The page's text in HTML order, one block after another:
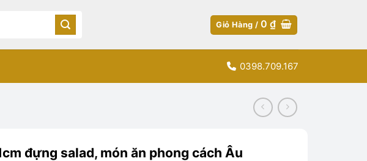
Giỏ Hàng / 0₫
0398.709.167
đựng salad, món ăn phong cách Âu